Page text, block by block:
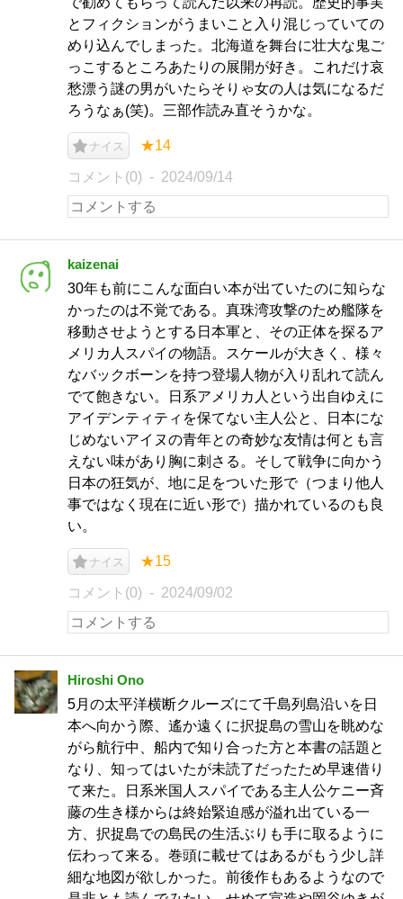
とフィクションがうまいこと入り混じっていての
めり込んでしまった。北海道を舞台に壮大な鬼ご
っこするところあたりの展開が好き。これだけ哀
愁漂う謎の男がいたらそりゃ女の人は気になるだ
ろうなぁ(笑)。三部作読み直そうかな。
ナイス ★14
コメント(0) 2024/09/14
kaizenai
30年も前にこんな面白い本が出ていたのに知らな
かったのは不覚である。真珠湾攻撃のため艦隊を
移動させようとする日本軍と、その正体を探るア
メリカ人スパイの物語。スケールが大きく、様々
なバックボーンを持つ登場人物が入り乱れて読ん
でて飽きない。日系アメリカ人という出自ゆえに
アイデンティティを保てない主人公と、日本にな
じめないアイヌの青年との奇妙な友情は何とも言
えない味があり胸に刺さる。そして戦争に向かう
日本の狂気が、地に足をついた形で（つまり他人
事ではなく現在に近い形で）描かれているのも良
い。
ナイス ★15
コメント(0) 2024/09/02
Hiroshi Ono
5月の太平洋横断クルーズにて千島列島沿いを日
本へ向かう際、遙か遠くに択捉島の雪山を眺めな
がら航行中、船内で知り合った方と本書の話題と
なり、知ってはいたが未読了だったため早速借り
て来た。日系米国人スパイである主人公ケニー斉
藤の生き様からは終始緊迫感が溢れ出ている一
方、択捉島での島民の生活ぶりも手に取るように
伝わって来る。巻頭に載せてはあるがもう少し詳
細な地図が欲しかった。前後作もあるようなので